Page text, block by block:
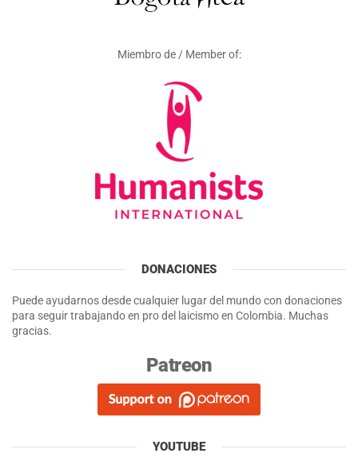
Miembro de / Member of:
DONACIONES
Puede ayudarnos desde cualquier lugar del mundo con donaciones
para seguir trabajando en pro del laicismo en Colombia. Muchas
gracias.
Patreon
YOUTUBE